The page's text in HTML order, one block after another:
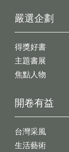
開卷有益
台灣采風
生活藝術
嚴選企劃
得獎好書
主題書展
焦點人物